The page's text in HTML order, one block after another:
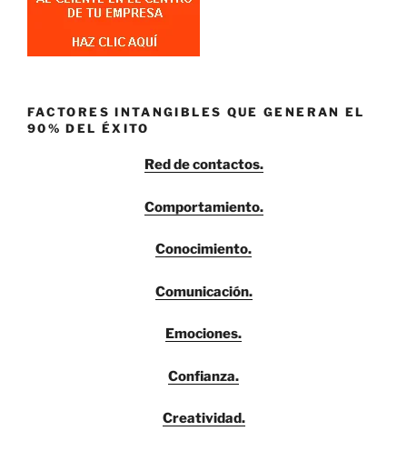
FACTORES INTANGIBLES QUE GENERAN EL
90% DEL ÉXITO
Red de contactos.
Comportamiento.
Conocimiento.
Comunicación.
Emociones.
Confianza.
Creatividad.